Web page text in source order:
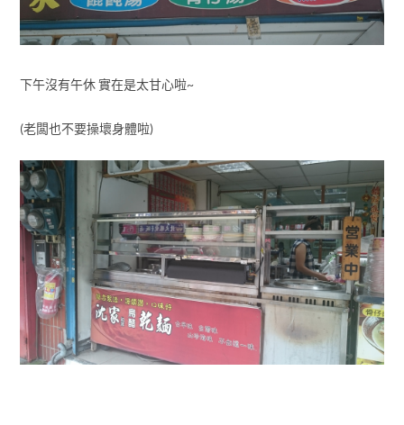
下午沒有午休 實在是太甘心啦~
(老闆也不要操壞身體啦)